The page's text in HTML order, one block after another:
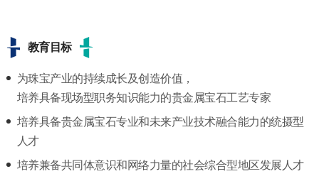
教育目标
为珠宝产业的持续成长及创造价值，
培养具备现场型职务知识能力的贵金属宝石工艺专家
培养具备贵金属宝石专业和未来产业技术融合能力的统摄型
人才
培养兼备共同体意识和网络力量的社会综合型地区发展人才